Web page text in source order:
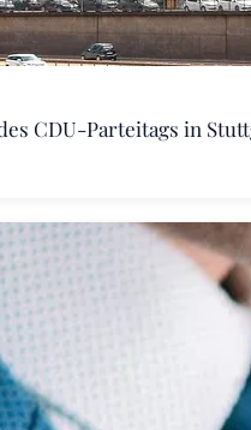
CDU-Parteitags in